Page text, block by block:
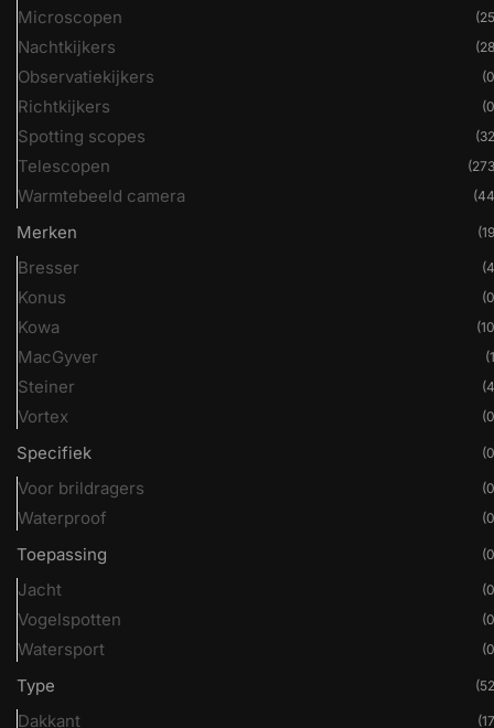
Microscopen
Nachtkijkers
Observatiekijkers
Richtkijkers
Spotting scopes
Telescopen
Warmtebeeld camera
Merken
Bresser
Konus
Kowa
MacGyver
Steiner
Vortex
Specifiek
Voor brildragers
Waterproof
Toepassing
Jacht
Vogelspotten
Watersport
Type
Dakkant